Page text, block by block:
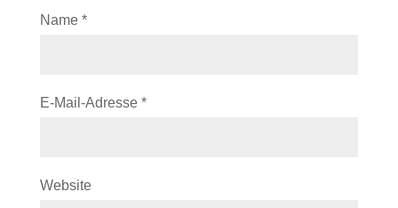
Name *
E-Mail-Adresse *
Website